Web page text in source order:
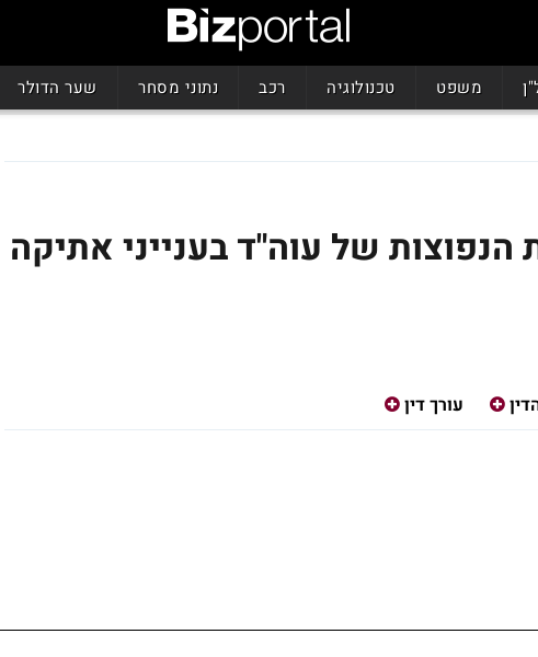
משפט טכנולוגיה רכב נתוני מסחר שער הדולר
הנפוצות של עוה"ד בענייני אתיקה
עורך דין